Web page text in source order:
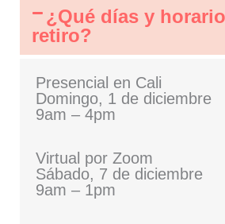
¿Qué días y
retiro?
Presencial en Cali
Domingo, 1 de diciembre
9am – 4pm
Virtual por Zoom
Sábado, 7 de diciembre
9am – 1pm